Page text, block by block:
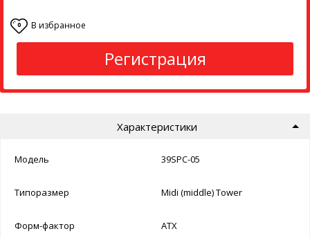
0 В избранное
Регистрация
Характеристики
Модель 39SPC-05
Типоразмер Midi (middle) Tower
Форм-фактор ATX